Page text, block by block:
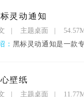
灵动通知
主题桌面
： 黑标灵动通知是一款专为安卓平台设
壁纸
主题桌面